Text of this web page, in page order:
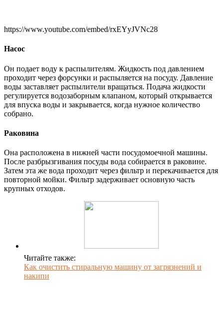
https://www.youtube.com/embed/rxEYyJVNc28
Насос
Он подает воду к распылителям. Жидкость под давлением
проходит через форсунки и распыляется на посуду. Давление
воды заставляет распылители вращаться. Подача жидкости
регулируется водозаборным клапаном, который открывается
для впуска воды и закрывается, когда нужное количество
собрано.
Раковина
Она расположена в нижней части посудомоечной машины.
После разбрызгивания посуды вода собирается в раковине.
Затем эта же вода проходит через фильтр и перекачивается для
повторной мойки. Фильтр задерживает основную часть
крупных отходов.
Читайте также:
Как очистить стиральную машину от загрязнений и
накипи